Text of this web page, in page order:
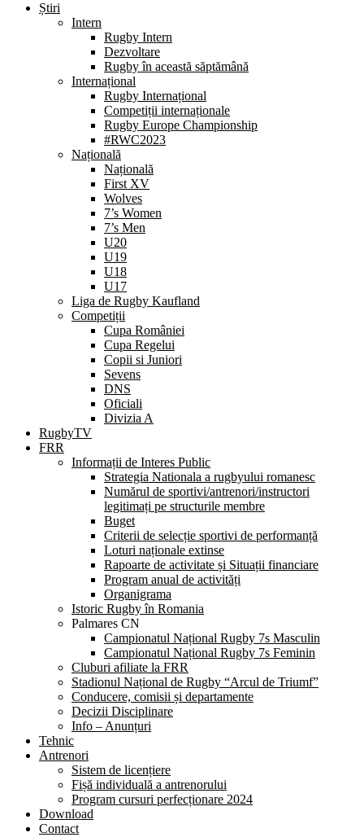
Știri
Intern
Rugby Intern
Dezvoltare
Rugby în această săptămână
Internațional
Rugby Internațional
Competiții internaționale
Rugby Europe Championship
#RWC2023
Națională
Națională
First XV
Wolves
7’s Women
7’s Men
U20
U19
U18
U17
Liga de Rugby Kaufland
Competiții
Cupa României
Cupa Regelui
Copii si Juniori
Sevens
DNS
Oficiali
Divizia A
RugbyTV
FRR
Informații de Interes Public
Strategia Nationala a rugbyului romanesc
Numărul de sportivi/antrenori/instructori
legitimați pe structurile membre
Buget
Criterii de selecție sportivi de performanță
Loturi naționale extinse
Rapoarte de activitate și Situații financiare
Program anual de activități
Organigrama
Istoric Rugby în Romania
Palmares CN
Campionatul Național Rugby 7s Masculin
Campionatul Național Rugby 7s Feminin
Cluburi afiliate la FRR
Stadionul Național de Rugby “Arcul de Triumf”
Conducere, comisii și departamente
Decizii Disciplinare
Info – Anunțuri
Tehnic
Antrenori
Sistem de licențiere
Fișă individuală a antrenorului
Program cursuri perfecționare 2024
Download
Contact